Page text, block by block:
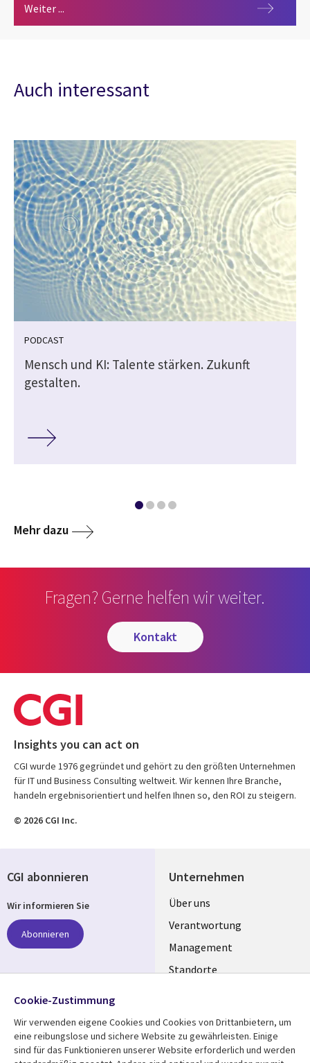
Weiter ...
Auch interessant
PODCAST
Mensch und KI: Talente stärken. Zukunft
gestalten.
Mehr dazu
Fragen? Gerne helfen wir weiter.
kontakt
Insights you can act on
CGI wurde 1976 gegründet und gehört zu den größten Unternehmen
für IT und Business Consulting weltweit. Wir kennen Ihre Branche,
handeln ergebnisorientiert und helfen Ihnen so, den ROI zu steigern.
© 2026 CGI Inc.
Unternehmen
Useful
links
GERMANY
Über uns
Verantwortung
Management
Standorte
CGI abonnieren
Wir informieren Sie
Abonnieren
Folgen Sie uns
Social
Media
GERMANY
Cookie-Zustimmung
Wir verwenden eigene Cookies und Cookies von Drittanbietern, um
eine reibungslose und sichere Website zu gewährleisten. Einige
sind für das Funktionieren unserer Website erforderlich und werden